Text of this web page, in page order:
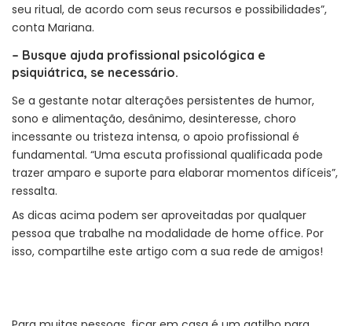
seu ritual, de acordo com seus recursos e possibilidades”,
conta Mariana.
– Busque ajuda profissional psicológica e
psiquiátrica, se necessário.
Se a gestante notar alterações persistentes de humor,
sono e alimentação, desânimo, desinteresse, choro
incessante ou tristeza intensa, o apoio profissional é
fundamental. “Uma escuta profissional qualificada pode
trazer amparo e suporte para elaborar momentos difíceis”,
ressalta.
As dicas acima podem ser aproveitadas por qualquer
pessoa que trabalhe na modalidade de home office. Por
isso, compartilhe este artigo com a sua rede de amigos!